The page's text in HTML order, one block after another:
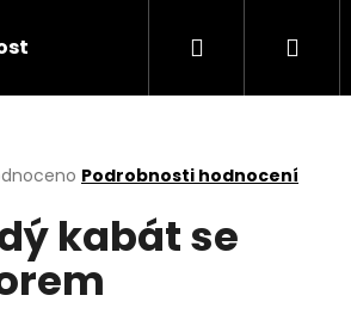
Hledat
Podrobnosti hodnocení
kabát se